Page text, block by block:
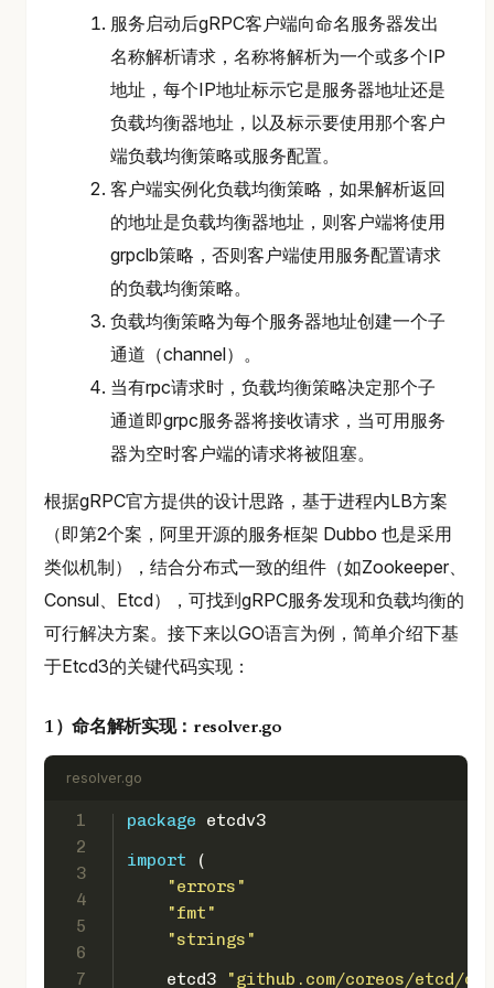
服务启动后gRPC客户端向命名服务器发出
名称解析请求，名称将解析为一个或多个IP
地址，每个IP地址标示它是服务器地址还是
负载均衡器地址，以及标示要使用那个客户
端负载均衡策略或服务配置。
客户端实例化负载均衡策略，如果解析返回
的地址是负载均衡器地址，则客户端将使用
grpclb策略，否则客户端使用服务配置请求
的负载均衡策略。
负载均衡策略为每个服务器地址创建一个子
通道（channel）。
当有rpc请求时，负载均衡策略决定那个子
通道即grpc服务器将接收请求，当可用服务
器为空时客户端的请求将被阻塞。
根据gRPC官方提供的设计思路，基于进程内LB方案
（即第2个案，阿里开源的服务框架 Dubbo 也是采用
类似机制），结合分布式一致的组件（如Zookeeper、
Consul、Etcd），可找到gRPC服务发现和负载均衡的
可行解决方案。接下来以GO语言为例，简单介绍下基
于Etcd3的关键代码实现：
1）命名解析实现：resolver.go
resolver.go
1
2
3
4
5
6
7
package etcdv3
import (
"errors"
"fmt"
"strings"
    etcd3
"github.com/coreos/etcd/